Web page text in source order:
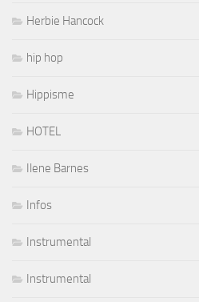
Herbie Hancock
hip hop
Hippisme
HOTEL
Ilene Barnes
Infos
Instrumental
Instrumental